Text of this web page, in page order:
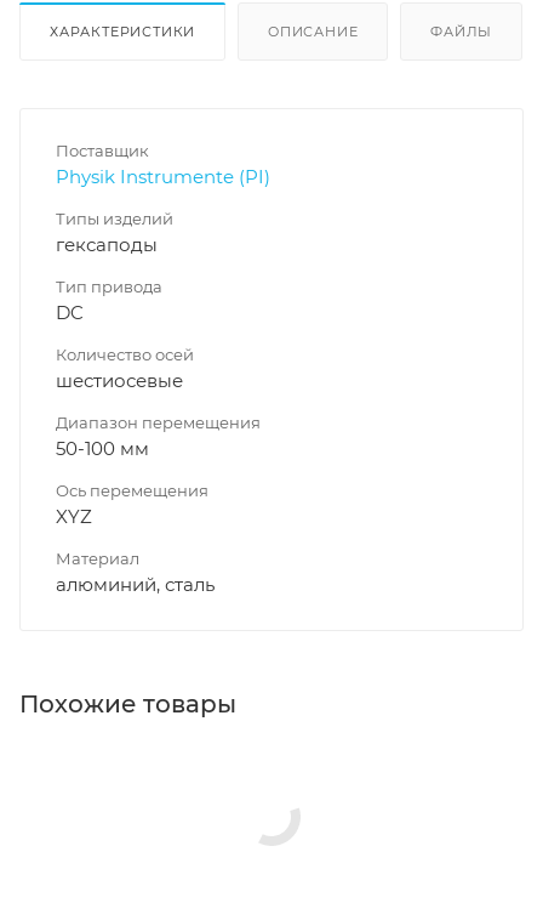
ХАРАКТЕРИСТИКИ ОПИСАНИЕ ФАЙЛЫ
Поставщик
Physik Instrumente (PI)
Типы изделий
гексаподы
Тип привода
DC
Количество осей
шестиосевые
Диапазон перемещения
50-100 мм
Ось перемещения
XYZ
Материал
алюминий, сталь
Похожие товары